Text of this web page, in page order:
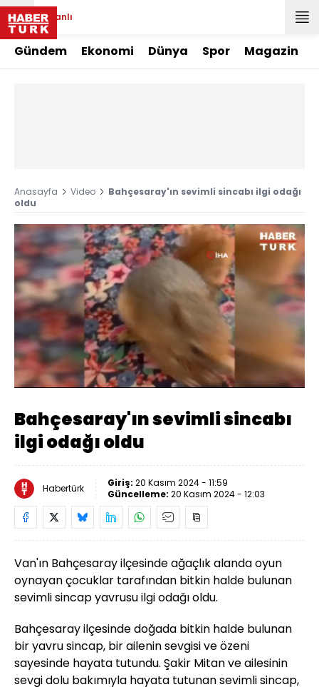
Canlı
Gündem Ekonomi Dünya Spor Magazin
Anasayfa Video
Bahçesaray'ın sevimli sincabı ilgi odağı
oldu
Sesi
Aç
Yüklendi:
29.54%
Hızı
Bahçesaray'ın sevimli sincabı
ilgi odağı oldu
Habertürk Giriş: 20 Kasım 2024 - 11:59
Güncelleme: 20 Kasım 2024 - 12:03
Van'ın Bahçesaray ilçesinde ağaçlık alanda oyun
oynayan çocuklar tarafından bitkin halde bulunan
sevimli sincap yavrusu ilgi odağı oldu.
Bahçesaray ilçesinde doğada bitkin halde bulunan
bir yavru sincap, bir ailenin sevgisi ve özeni
sayesinde hayata tutundu. Şakir Mitan ve ailesinin
sevgi dolu bakımıyla hayata tutunan sevimli sincap,